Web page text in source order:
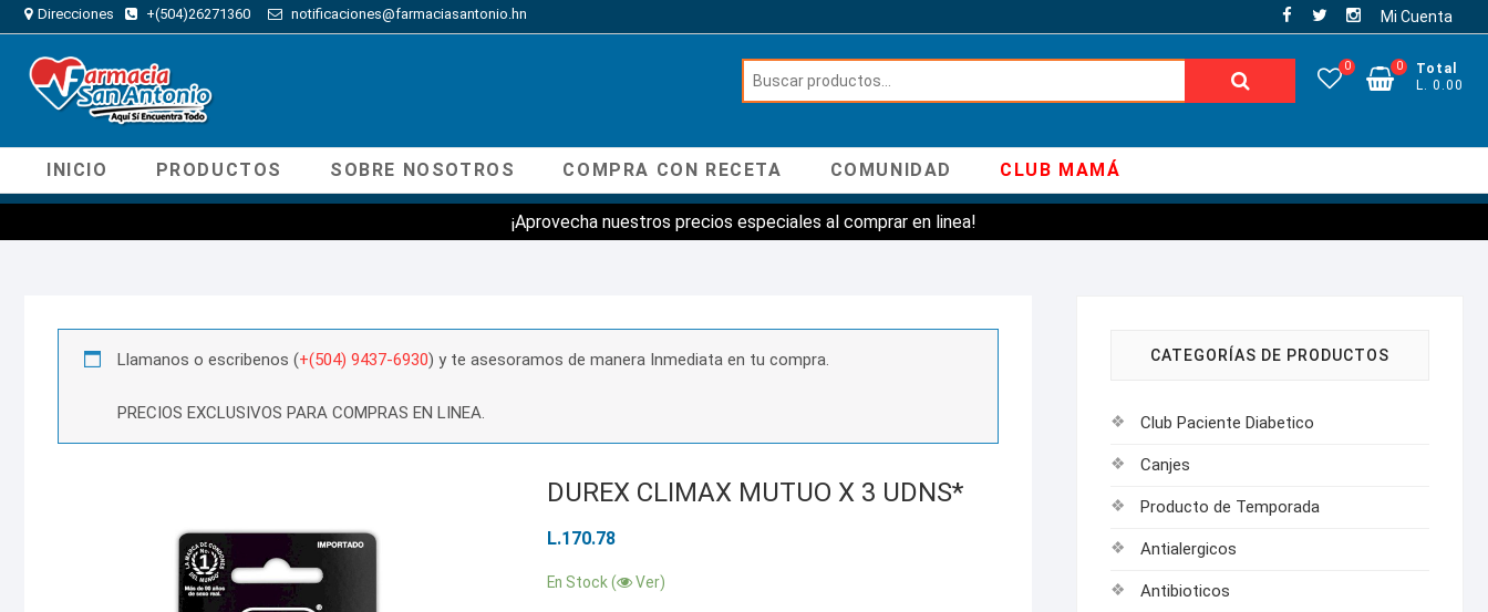
Direcciones +(504)26271360 notificaciones@farmaciasantonio.hn Mi Cuenta
Buscar: 0
Total
L. 0.00
0
INICIO PRODUCTOS SOBRE NOSOTROS COMPRA CON RECETA COMUNIDAD CLUB MAMÁ
¡Aprovecha nuestros precios especiales al comprar en linea!
Llamanos o escribenos (+(504) 9437-6930) y te asesoramos de manera Inmediata en tu compra.
PRECIOS EXCLUSIVOS PARA COMPRAS EN LINEA.
DUREX CLIMAX MUTUO X 3 UDNS*
L.170.78
En Stock ( Ver)
CATEGORÍAS DE PRODUCTOS
Club Paciente Diabetico
Canjes
Producto de Temporada
Antialergicos
Antibioticos